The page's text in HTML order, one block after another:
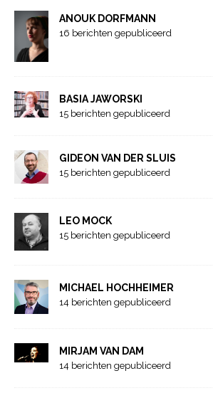
ANOUK DORFMANN
16 berichten gepubliceerd
BASIA JAWORSKI
15 berichten gepubliceerd
GIDEON VAN DER SLUIS
15 berichten gepubliceerd
LEO MOCK
15 berichten gepubliceerd
MICHAEL HOCHHEIMER
14 berichten gepubliceerd
MIRJAM VAN DAM
14 berichten gepubliceerd